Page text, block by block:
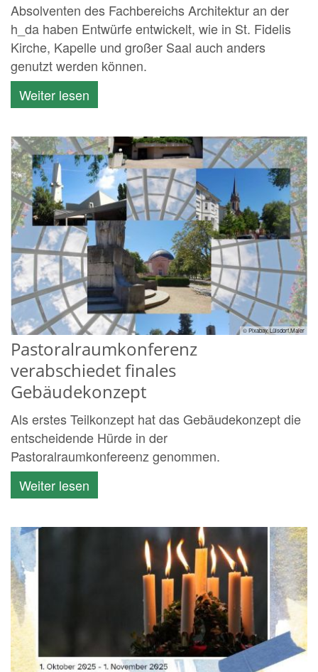
Absolventen des Fachbereichs Architektur an der
h_da haben Entwürfe entwickelt, wie in St. Fidelis
Kirche, Kapelle und großer Saal auch anders
genutzt werden können.
Weiter lesen
© Pixabay, Lülsdorf,Maier
Pastoralraumkonferenz
verabschiedet finales
Gebäudekonzept
Als erstes Teilkonzept hat das Gebäudekonzept die
entscheidende Hürde in der
Pastoralraumkonfereenz genommen.
Weiter lesen